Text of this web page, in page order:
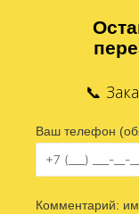
📞
Ваш телефон
Комментарий: